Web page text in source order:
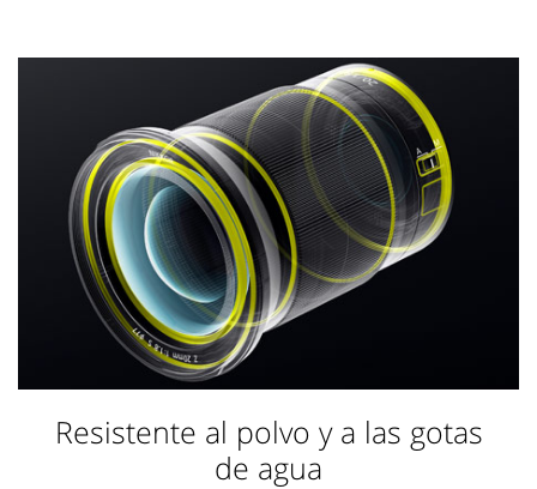
Resistente al polvo y a las gotas
de agua